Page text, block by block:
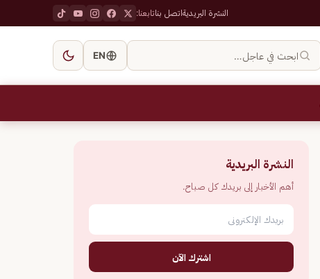
النشرة البريديةاتصل بناتابعنا:
ابحث في عاجل… EN
النشرة البريدية
أهم الأخبار إلى بريدك كل صباح.
اشترك الآن